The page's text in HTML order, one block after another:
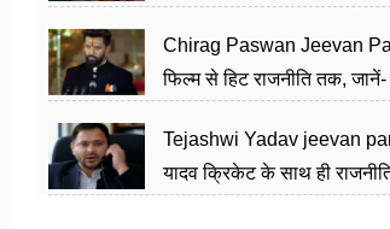
Chirag Paswan Jeevan
फिल्म से हिट राजनीति तक,
Tejashwi Yadav jeevan
यादव क्रिकेट के साथ ही